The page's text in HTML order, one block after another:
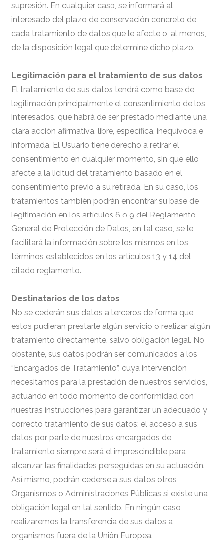
supresión. En cualquier caso, se informará al
interesado del plazo de conservación concreto de
cada tratamiento de datos que le afecte o, al menos,
de la disposición legal que determine dicho plazo.
Legitimación para el tratamiento de sus datos
El tratamiento de sus datos tendrá como base de
legitimación principalmente el consentimiento de los
interesados, que habrá de ser prestado mediante una
clara acción afirmativa, libre, específica, inequívoca e
informada. El Usuario tiene derecho a retirar el
consentimiento en cualquier momento, sin que ello
afecte a la licitud del tratamiento basado en el
consentimiento previo a su retirada. En su caso, los
tratamientos también podrán encontrar su base de
legitimación en los artículos 6 o 9 del Reglamento
General de Protección de Datos, en tal caso, se le
facilitará la información sobre los mismos en los
términos establecidos en los artículos 13 y 14 del
citado reglamento.
Destinatarios de los datos
No se cederán sus datos a terceros de forma que
estos pudieran prestarle algún servicio o realizar algún
tratamiento directamente, salvo obligación legal. No
obstante, sus datos podrán ser comunicados a los
“Encargados de Tratamiento”, cuya intervención
necesitamos para la prestación de nuestros servicios,
actuando en todo momento de conformidad con
nuestras instrucciones para garantizar un adecuado y
correcto tratamiento de sus datos; el acceso a sus
datos por parte de nuestros encargados de
tratamiento siempre será el imprescindible para
alcanzar las finalidades perseguidas en su actuación.
Así mismo, podrán cederse a sus datos otros
Organismos o Administraciones Públicas si existe una
obligación legal en tal sentido. En ningún caso
realizaremos la transferencia de sus datos a
organismos fuera de la Unión Europea.